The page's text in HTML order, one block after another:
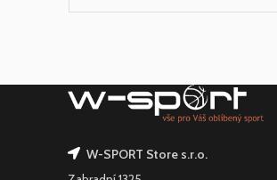
W-SPORT Store s.r.o.